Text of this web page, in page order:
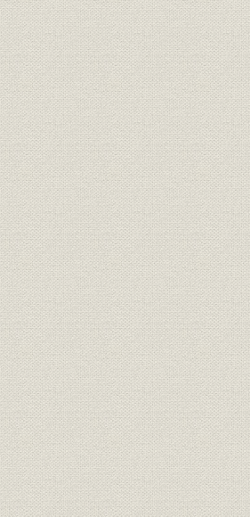
津和野第五十三国立銀行の主要
勘定の推移
明治15年
年(1897年
五十三銀行の主要勘定の推移
明治31年
年(1903年
鳥取県農工銀行 [明治31年
島根県農工銀行 [明治31年
創立時の松江銀行本店 明治22年
創立時の米子銀行本店 明治27年
山陰地方の銀行の年次別新設状
況
明治18年
(1912年)
山陰地方銀行の地域別設立状況 大正元年
山陰地方の普通銀行資金構成の
推移
明治31年
(1908年)